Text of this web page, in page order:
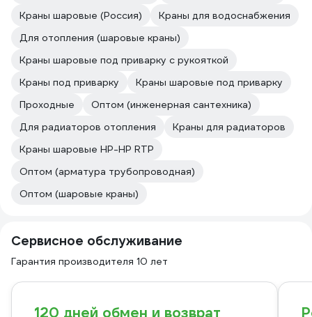
Краны шаровые (Россия)
Краны для водоснабжения
Для отопления (шаровые краны)
Краны шаровые под приварку с рукояткой
Краны под приварку
Краны шаровые под приварку
Проходные
Оптом (инженерная сантехника)
Для радиаторов отопления
Краны для радиаторов
Краны шаровые НР-НР RTP
Оптом (арматура трубопроводная)
Оптом (шаровые краны)
Сервисное обслуживание
Гарантия производителя 10 лет
120 дней обмен и возврат